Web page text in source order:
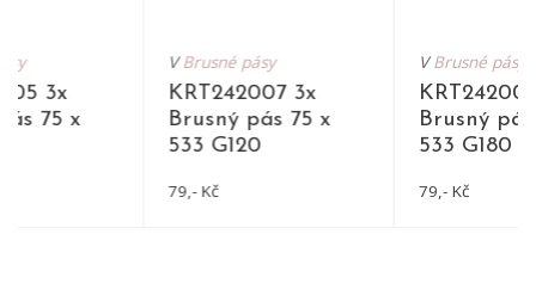
3x
75 x
VBrusné pásy
KRT242007 3x
Brusný pás 75 x
533 G120
79,- Kč
VBrusné pásy
Brusný
533 G180
79,- Kč